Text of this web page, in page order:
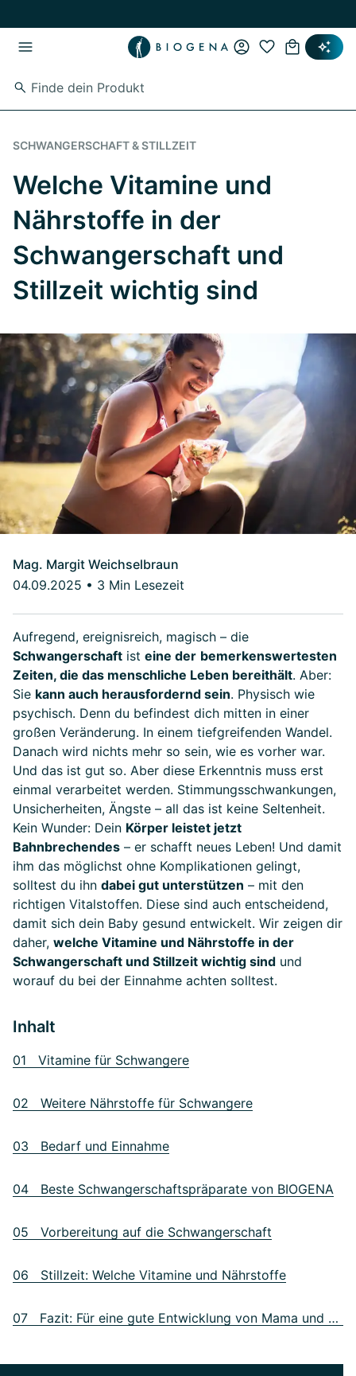
SCHWANGERSCHAFT & STILLZEIT
Welche Vitamine und
Nährstoffe in der
Schwangerschaft und
Stillzeit wichtig sind
Mag. Margit Weichselbraun
04.09.2025 • 3 Min Lesezeit
Aufregend, ereignisreich, magisch – die
Schwangerschaft ist eine der bemerkenswertesten
Zeiten, die das menschliche Leben bereithält. Aber:
Sie kann auch herausfordernd sein. Physisch wie
psychisch. Denn du befindest dich mitten in einer
großen Veränderung. In einem tiefgreifenden Wandel.
Danach wird nichts mehr so sein, wie es vorher war.
Und das ist gut so. Aber diese Erkenntnis muss erst
einmal verarbeitet werden. Stimmungsschwankungen,
Unsicherheiten, Ängste – all das ist keine Seltenheit.
Kein Wunder: Dein Körper leistet jetzt
Bahnbrechendes – er schafft neues Leben! Und damit
ihm das möglichst ohne Komplikationen gelingt,
solltest du ihn dabei gut unterstützen – mit den
richtigen Vitalstoffen. Diese sind auch entscheidend,
damit sich dein Baby gesund entwickelt. Wir zeigen dir
daher, welche Vitamine und Nährstoffe in der
Schwangerschaft und Stillzeit wichtig sind und
worauf du bei der Einnahme achten solltest.
Inhalt
01 Vitamine für Schwangere
02 Weitere Nährstoffe für Schwangere
03 Bedarf und Einnahme
04 Beste Schwangerschaftspräparate von BIOGENA
05 Vorbereitung auf die Schwangerschaft
06 Stillzeit: Welche Vitamine und Nährstoffe
07 Fazit: Für eine gute Entwicklung von Mama und Kind